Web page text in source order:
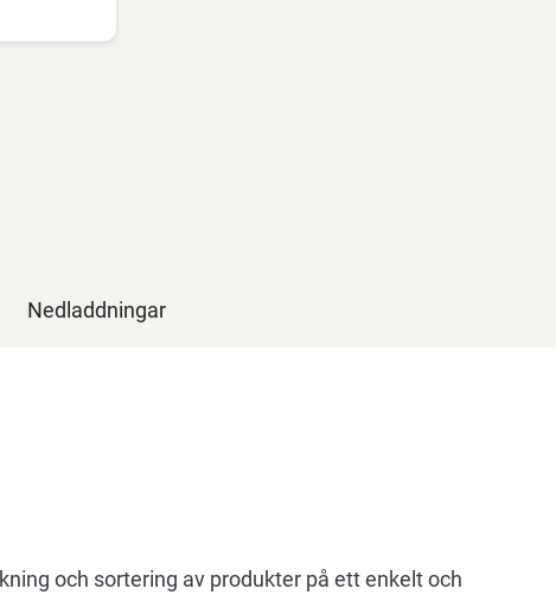
Nedladdningar
och sortering av produkter på ett enkelt och